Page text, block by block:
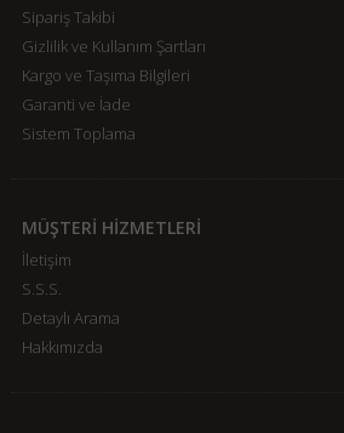
Sipariş Takibi
Gizlilik ve Kullanım Şartları
Kargo ve Taşıma Bilgileri
Garanti ve İade
Sistem Toplama
MÜŞTERİ HİZMETLERİ
İletişim
S.S.S.
Detaylı Arama
Hakkımızda